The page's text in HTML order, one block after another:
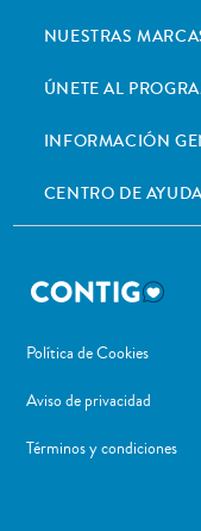
NUESTRAS
ÚNETE AL
INFORMACIÓN
CENTRO DE
Política de Cookies
Aviso de privacidad
Términos y condiciones